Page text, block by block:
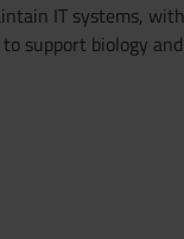
IT systems,
support biology